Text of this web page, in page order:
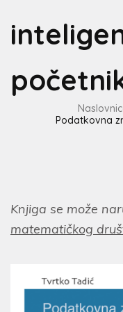
Podatkovna
Knjiga se može
matematičkog